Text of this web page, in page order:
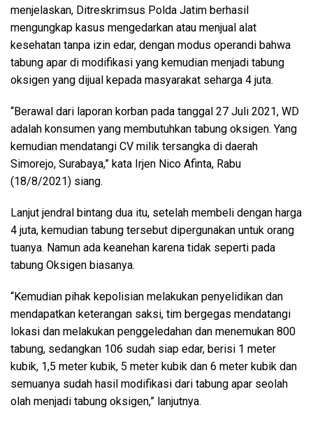
menjelaskan, Ditreskrimsus Polda Jatim berhasil
mengungkap kasus mengedarkan atau menjual alat
kesehatan tanpa izin edar, dengan modus operandi bahwa
tabung apar di modifikasi yang kemudian menjadi tabung
oksigen yang dijual kepada masyarakat seharga 4 juta.
“Berawal dari laporan korban pada tanggal 27 Juli 2021, WD
adalah konsumen yang membutuhkan tabung oksigen. Yang
kemudian mendatangi CV milik tersangka di daerah
Simorejo, Surabaya,” kata Irjen Nico Afinta, Rabu
(18/8/2021) siang.
Lanjut jendral bintang dua itu, setelah membeli dengan harga
4 juta, kemudian tabung tersebut dipergunakan untuk orang
tuanya. Namun ada keanehan karena tidak seperti pada
tabung Oksigen biasanya.
“Kemudian pihak kepolisian melakukan penyelidikan dan
mendapatkan keterangan saksi, tim bergegas mendatangi
lokasi dan melakukan penggeledahan dan menemukan 800
tabung, sedangkan 106 sudah siap edar, berisi 1 meter
kubik, 1,5 meter kubik, 5 meter kubik dan 6 meter kubik dan
semuanya sudah hasil modifikasi dari tabung apar seolah
olah menjadi tabung oksigen,” lanjutnya.